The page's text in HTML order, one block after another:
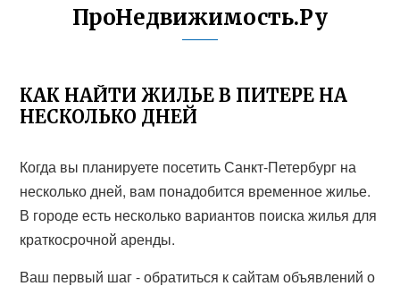
ПроНедвижимость.Ру
КАК НАЙТИ ЖИЛЬЕ В ПИТЕРЕ НА
НЕСКОЛЬКО ДНЕЙ
Когда вы планируете посетить Санкт-Петербург на
несколько дней, вам понадобится временное жилье.
В городе есть несколько вариантов поиска жилья для
краткосрочной аренды.
Ваш первый шаг - обратиться к сайтам объявлений о